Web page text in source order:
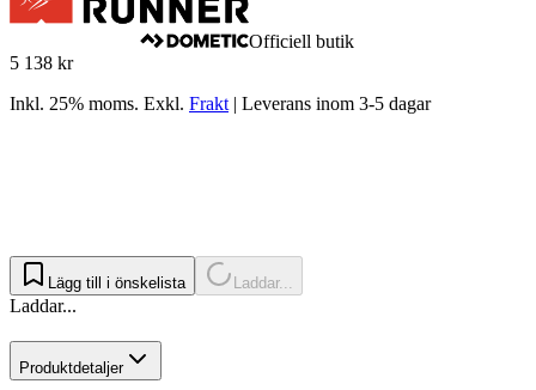
Officiell butik
5 138 kr
Inkl. 25% moms. Exkl. Frakt | Leverans inom 3-5 dagar
Lägg till i önskelista Laddar...
Laddar...
Produktdetaljer